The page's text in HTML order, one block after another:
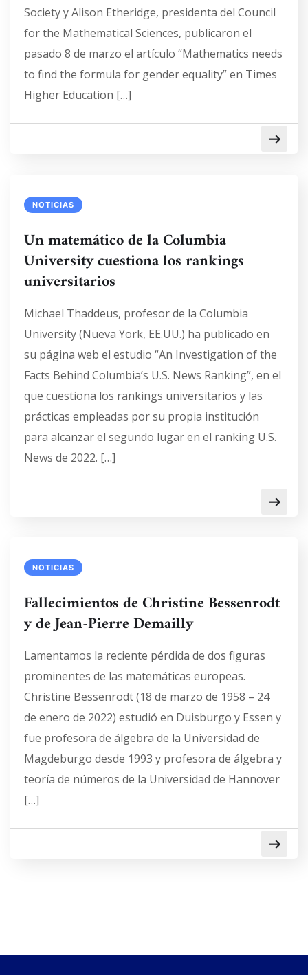
Society y Alison Etheridge, presidenta del Council
for the Mathematical Sciences, publicaron el
pasado 8 de marzo el artículo “Mathematics needs
to find the formula for gender equality” en Times
Higher Education […]
NOTICIAS
Un matemático de la Columbia
University cuestiona los rankings
universitarios
Michael Thaddeus, profesor de la Columbia
University (Nueva York, EE.UU.) ha publicado en
su página web el estudio “An Investigation of the
Facts Behind Columbia’s U.S. News Ranking”, en el
que cuestiona los rankings universitarios y las
prácticas empleadas por su propia institución
para alcanzar el segundo lugar en el ranking U.S.
News de 2022. […]
NOTICIAS
Fallecimientos de Christine Bessenrodt
y de Jean-Pierre Demailly
Lamentamos la reciente pérdida de dos figuras
prominentes de las matemáticas europeas.
Christine Bessenrodt (18 de marzo de 1958 – 24
de enero de 2022) estudió en Duisburgo y Essen y
fue profesora de álgebra de la Universidad de
Magdeburgo desde 1993 y profesora de álgebra y
teoría de números de la Universidad de Hannover
[…]